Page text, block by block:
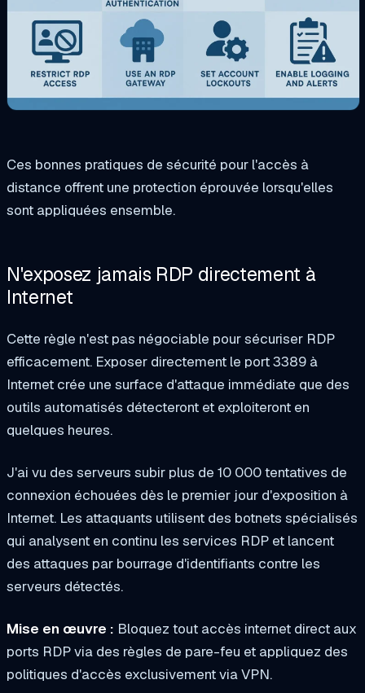
Ces bonnes pratiques de sécurité pour l'accès à
distance offrent une protection éprouvée lorsqu'elles
sont appliquées ensemble.
N'exposez jamais RDP directement à
Internet
Cette règle n'est pas négociable pour sécuriser RDP
efficacement. Exposer directement le port 3389 à
Internet crée une surface d'attaque immédiate que des
outils automatisés détecteront et exploiteront en
quelques heures.
J'ai vu des serveurs subir plus de 10 000 tentatives de
connexion échouées dès le premier jour d'exposition à
Internet. Les attaquants utilisent des botnets spécialisés
qui analysent en continu les services RDP et lancent
des attaques par bourrage d'identifiants contre les
serveurs détectés.
Mise en œuvre : Bloquez tout accès internet direct aux
ports RDP via des règles de pare-feu et appliquez des
politiques d'accès exclusivement via VPN.